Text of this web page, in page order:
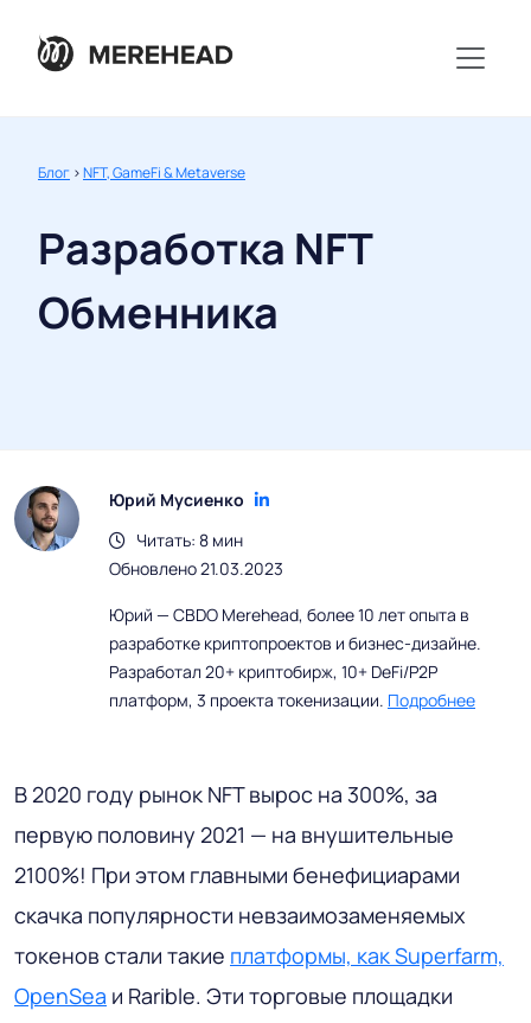
Блог >NFT, GameFi & Metaverse
Разработка NFT
Обменника
Юрий Мусиенко
Читать: 8 мин
Обновлено 21.03.2023
Юрий — CBDO Merehead, более 10 лет опыта в
разработке криптопроектов и бизнес-дизайне.
Разработал 20+ криптобирж, 10+ DeFi/P2P
платформ, 3 проекта токенизации. Подробнее
В 2020 году рынок NFT вырос на 300%, за
первую половину 2021 — на внушительные
2100%! При этом главными бенефициарами
скачка популярности невзаимозаменяемых
токенов стали такие платформы, как Superfarm,
OpenSea и Rarible. Эти торговые площадки